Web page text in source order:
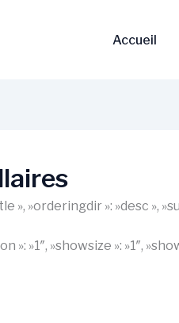
Accueil
», »orderingdir »: »desc »,
»: »1″, »showsize »: »1″,